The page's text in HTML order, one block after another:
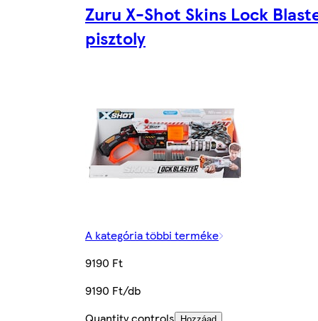
Zuru X-Shot Skins Lock
pisztoly
A kategória többi terméke
9190 Ft
9190 Ft/db
Quantity controls